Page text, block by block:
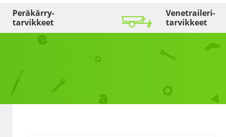
Peräkärry­
tarvikkeet
Venetraileri­
tarvikkeet